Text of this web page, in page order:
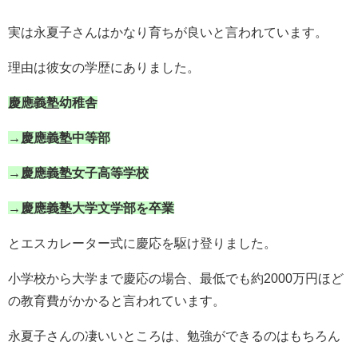
実は永夏子さんはかなり育ちが良いと言われています。
理由は彼女の学歴にありました。
慶應義塾幼稚舎
→慶應義塾中等部
→慶應義塾女子高等学校
→慶應義塾大学文学部を卒業
とエスカレーター式に慶応を駆け登りました。
小学校から大学まで慶応の場合、最低でも約2000万円ほど
の教育費がかかると言われています。
永夏子さんの凄いいところは、勉強ができるのはもちろん